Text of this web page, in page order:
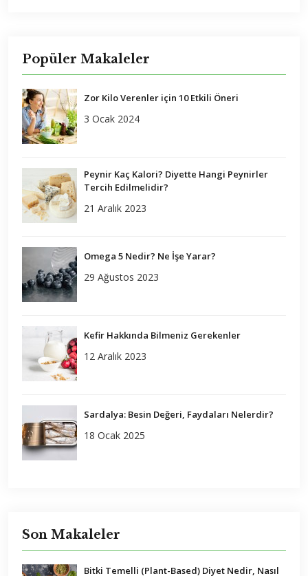
Popüler Makaleler
Zor Kilo Verenler için 10 Etkili Öneri
3 Ocak 2024
Peynir Kaç Kalori? Diyette Hangi Peynirler
Tercih Edilmelidir?
21 Aralık 2023
Omega 5 Nedir? Ne İşe Yarar?
29 Ağustos 2023
Kefir Hakkında Bilmeniz Gerekenler
12 Aralık 2023
Sardalya: Besin Değeri, Faydaları Nelerdir?
18 Ocak 2025
Son Makaleler
Bitki Temelli (Plant-Based) Diyet Nedir, Nasıl